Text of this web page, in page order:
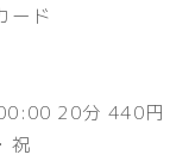
ード
20分 440円
祝